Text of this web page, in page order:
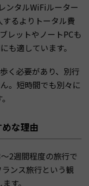
ンタルWiFiルーター
るよりトータル費
レットやノートPCも
も適しています。
く必要があり、別行
。短時間でも別々に
な理由
2週間程度の旅行で
ンス旅行という観
す。